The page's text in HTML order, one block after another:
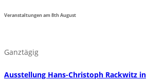
Veranstaltungen am8thAugust
Ganztägig
Ausstellung Hans-Christoph Rackwitz in